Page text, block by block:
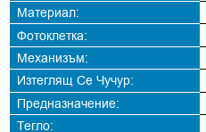
Материал:
Фотоклетка:
Механизъм:
Изтеглящ Се Чучур:
Предназначение:
Тегло: